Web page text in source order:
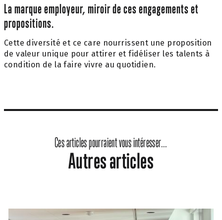
La marque employeur, miroir de ces engagements et
propositions.
Cette diversité et ce care nourrissent une proposition
de valeur unique pour attirer et fidéliser les talents à
condition de la faire vivre au quotidien.
Ces articles pourraient vous intéresser...
Autres articles